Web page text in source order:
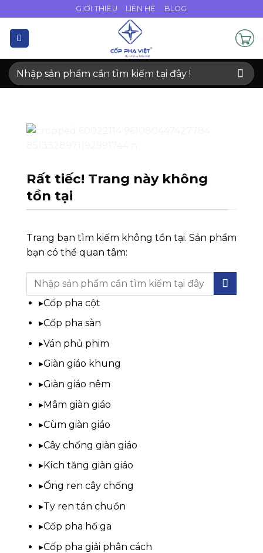
dung
GIỚI THIỆU LIÊN HỆ BLOG
Tìm
kiếm:
Rất tiếc! Trang này không
tồn tại
Trang bạn tìm kiếm không tồn tại. Sản phẩm
bạn có thể quan tâm:
Tìm
kiếm:
▸Cốp pha cột
▸Cốp pha sàn
▸Ván phủ phim
▸Giàn giáo khung
▸Giàn giáo nêm
▸Mâm giàn giáo
▸Cùm giàn giáo
▸Cây chống giàn giáo
▸Kích tăng giàn giáo
▸Ống ren cây chống
▸Ty ren tán chuồn
▸Cốp pha hố ga
▸Cốp pha giải phân cách